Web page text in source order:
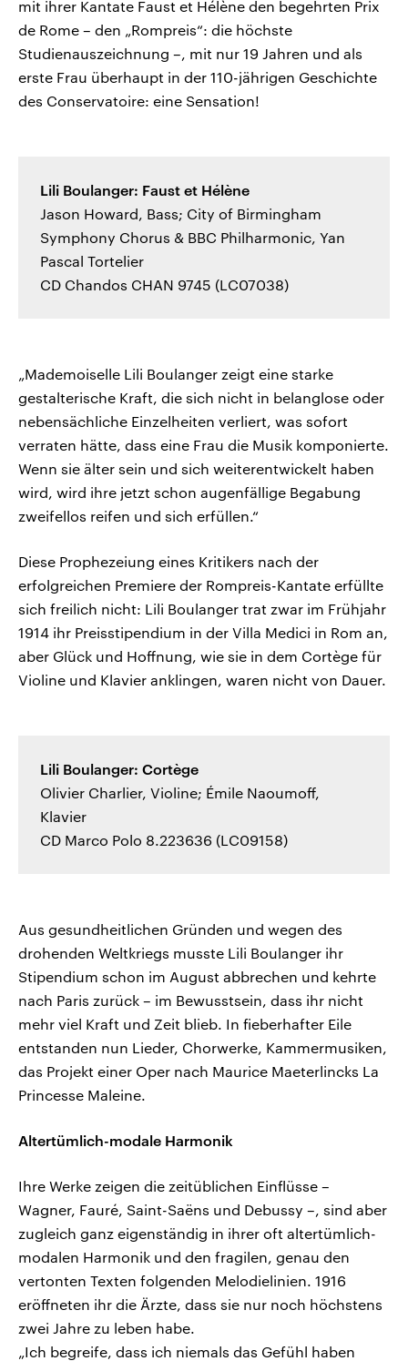
mit ihrer Kantate Faust et Hélène den begehrten Prix
de Rome – den „Rompreis“: die höchste
Studienauszeichnung –, mit nur 19 Jahren und als
erste Frau überhaupt in der 110-jährigen Geschichte
des Conservatoire: eine Sensation!
Lili Boulanger: Faust et Hélène
Jason Howard, Bass; City of Birmingham
Symphony Chorus & BBC Philharmonic, Yan
Pascal Tortelier
CD Chandos CHAN 9745 (LC07038)
„Mademoiselle Lili Boulanger zeigt eine starke
gestalterische Kraft, die sich nicht in belanglose oder
nebensächliche Einzelheiten verliert, was sofort
verraten hätte, dass eine Frau die Musik komponierte.
Wenn sie älter sein und sich weiterentwickelt haben
wird, wird ihre jetzt schon augenfällige Begabung
zweifellos reifen und sich erfüllen.“
Diese Prophezeiung eines Kritikers nach der
erfolgreichen Premiere der Rompreis-Kantate erfüllte
sich freilich nicht: Lili Boulanger trat zwar im Frühjahr
1914 ihr Preisstipendium in der Villa Medici in Rom an,
aber Glück und Hoffnung, wie sie in dem Cortège für
Violine und Klavier anklingen, waren nicht von Dauer.
Lili Boulanger: Cortège
Olivier Charlier, Violine; Émile Naoumoff,
Klavier
CD Marco Polo 8.223636 (LC09158)
Aus gesundheitlichen Gründen und wegen des
drohenden Weltkriegs musste Lili Boulanger ihr
Stipendium schon im August abbrechen und kehrte
nach Paris zurück – im Bewusstsein, dass ihr nicht
mehr viel Kraft und Zeit blieb. In fieberhafter Eile
entstanden nun Lieder, Chorwerke, Kammermusiken,
das Projekt einer Oper nach Maurice Maeterlincks La
Princesse Maleine.
Altertümlich-modale Harmonik
Ihre Werke zeigen die zeitüblichen Einflüsse –
Wagner, Fauré, Saint-Saëns und Debussy –, sind aber
zugleich ganz eigenständig in ihrer oft altertümlich-
modalen Harmonik und den fragilen, genau den
vertonten Texten folgenden Melodielinien. 1916
eröffneten ihr die Ärzte, dass sie nur noch höchstens
zwei Jahre zu leben habe.
„Ich begreife, dass ich niemals das Gefühl haben